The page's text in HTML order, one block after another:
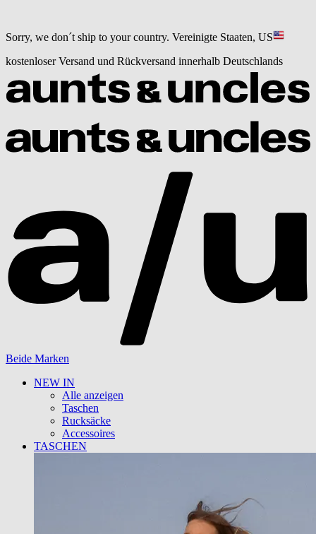
Sorry, we don´t ship to your country. Vereinigte Staaten, US
kostenloser Versand und Rückversand innerhalb Deutschlands
Beide Marken
NEW IN
Alle anzeigen
Taschen
Rucksäcke
Accessoires
TASCHEN